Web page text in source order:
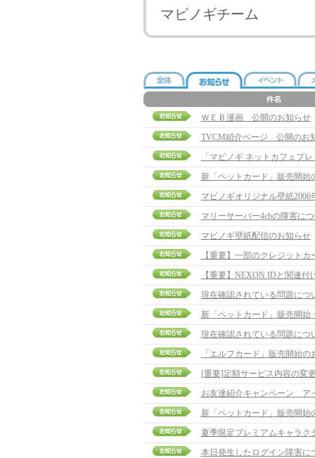
マビノギチーム
ＷＥＢ漫画 公開のお知らせ
TVCM紹介ページ 公開のお
「マビノギ ネットカフェプ
新「ペットカード」販売開始
マビノギオリジナル壁紙
マリーサーバー4chの障害に
マビノギ壁紙配信のお知らせ
【重要】一部のクレジット
【重要】NEXON IDと関連
現在確認されている問題につ
新「ペットカード」販売開始
現在確認されている問題につ
「エルフカード」販売開始の
[重要]定額サービス内容の変
お友達紹介キャンペーン ア
新「ペットカード」販売開始
夏季限定プレミアムキャラク
本日発生したログイン障害に